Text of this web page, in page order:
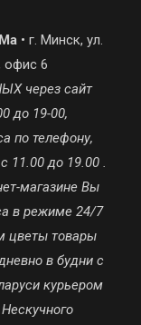
• г. Минск, ул.
офис 6
через сайт
до 19-00,
по телефону,
11.00 до 19.00 .
магазине Вы
в режиме 24/7
цветы товары
в будни с
курьером